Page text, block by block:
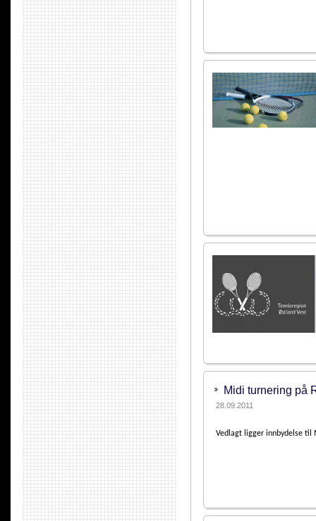
Midi turnering på
28.09.2011
Vedlagt ligger innbydelse til